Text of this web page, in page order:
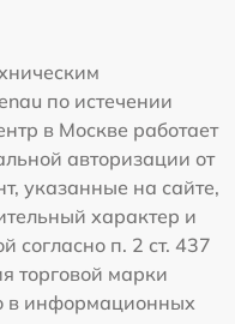
по истечении
в Москве работает
авторизации от
указанные на сайте,
характер и
согласно п. 2 ст. 437
торговой марки
в информационных